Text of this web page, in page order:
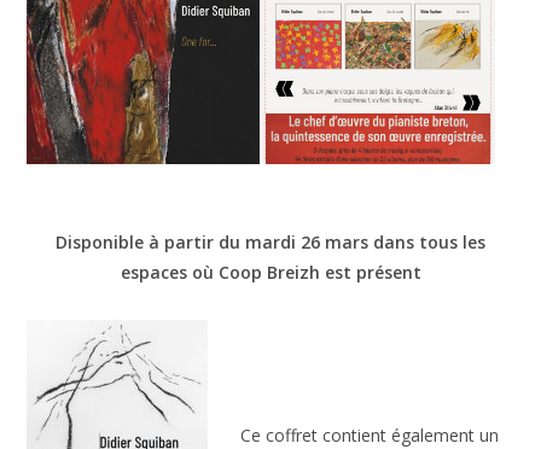
Disponible à partir du mardi 26 mars dans tous les
espaces où Coop Breizh est présent
Ce coffret contient également un